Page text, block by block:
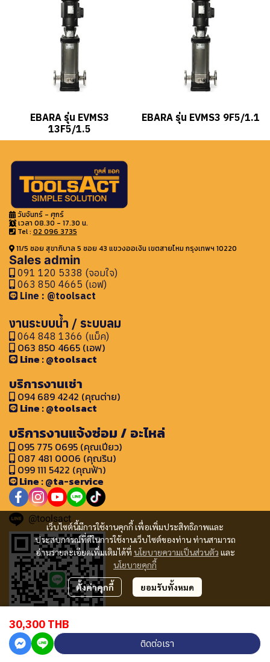
EBARA รุ่น EVMS3
13F5/1.5
EBARA รุ่น EVMS3 9F5/1.1
30,300 THB
ติดต่อเรา
เว็บไซต์นี้มีการใช้งานคุกกี้ เพื่อเพิ่มประสิทธิภาพและ
ประสบการณ์ที่ดีในการใช้งานเว็บไซต์ของท่าน ท่านสามารถ
อ่านรายละเอียดเพิ่มเติมได้ที่ นโยบายความเป็นส่วนตัว และ
นโยบายคุกกี้
ตั้งค่าคุกกี้ ยอมรับทั้งหมด
วันจันทร์ - ศุกร์
เวลา 08.30 - 17.30 น.
Tel : 02 096 3735
11/5 ซอย สุขาภิบาล 5 ซอย 43 แขวงออเงิน เขตสายไหม กรุงเทพฯ 10220
Sales admin
091 120 5338 (จอมใจ)
063 850 4665 (เอฟ)
Line : @toolsact
งานระบบน้ำ / ระบบลม
064 848 1366 (แม็ค)
063 850 4665 (เอฟ)
Line : @toolsact
บริการงานเช่า
094 689 4242 (คุณต่าย)
Line : @toolsact
บริการงานแจ้งซ่อม / อะไหล่
095 775 0695 (คุณเปียว)
087 481 0006 (คุณริน)
099 111 5422 (คุณฟ้า)
Line : @ta-service
@toolsact
Copyright © 2024 www.toolsact.com All rights reserved.